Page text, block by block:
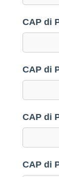
CAP di
CAP di
CAP di
CAP di